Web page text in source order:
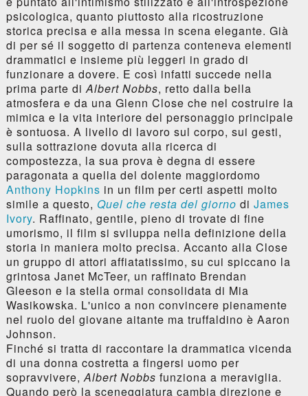
psicologica, quanto piuttosto alla ricostruzione
storica precisa e alla messa in scena elegante. Già
di per sé il soggetto di partenza conteneva elementi
drammatici e insieme più leggeri in grado di
funzionare a dovere. E così infatti succede nella
prima parte diAlbert Nobbs, retto dalla bella
atmosfera e da una Glenn Close che nel costruire la
mimica e la vita interiore del personaggio principale
è sontuosa. A livello di lavoro sul corpo, sui gesti,
sulla sottrazione dovuta alla ricerca di
compostezza, la sua prova è degna di essere
paragonata a quella del dolente maggiordomo
Anthony Hopkins in un film per certi aspetti molto
simile a questo, Quel che resta del giorno di James
Ivory. Raffinato, gentile, pieno di trovate di fine
umorismo, il film si sviluppa nella definizione della
storia in maniera molto precisa. Accanto alla Close
un gruppo di attori affiatatissimo, su cui spiccano la
grintosa Janet McTeer, un raffinato Brendan
Gleeson e la stella ormai consolidata di Mia
Wasikowska. L'unico a non convincere pienamente
nel ruolo del giovane aitante ma truffaldino è Aaron
Johnson.
Finché si tratta di raccontare la drammatica vicenda
di una donna costretta a fingersi uomo per
sopravvivere,Albert Nobbs funziona a meraviglia.
Quando però la sceneggiatura cambia direzione e